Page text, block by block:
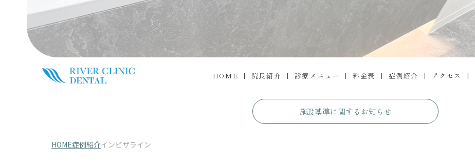
HOME 院長紹介 診療メニュー 料金表 症例紹介 アクセス
施設基準に関するお知らせ
HOME症例紹介インビザライン